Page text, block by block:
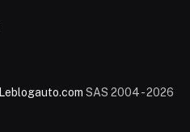
Leblogauto.com SAS 2004 - 2026